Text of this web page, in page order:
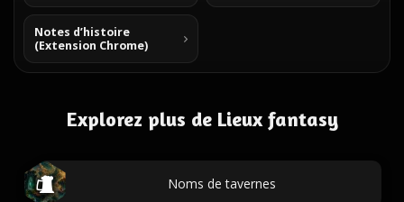
Notes d’histoire
(Extension Chrome)
Explorez plus de Lieux fantasy
Noms de tavernes